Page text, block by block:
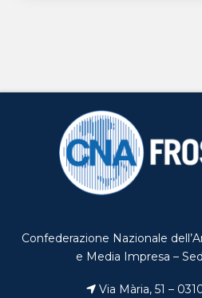
Confederazione Nazionale
e Media Impresa –
Via Mària, 51 –